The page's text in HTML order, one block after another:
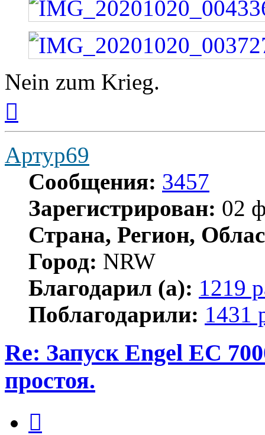
Nein zum Krieg.
началу
Артур69
Сообщения: 3457
Зарегистрирован: 02
Страна, Регион,
Город: NRW
Благодарил (а): 1219
Поблагодарили: 1431
Re: Запуск Engel EC
простоя.